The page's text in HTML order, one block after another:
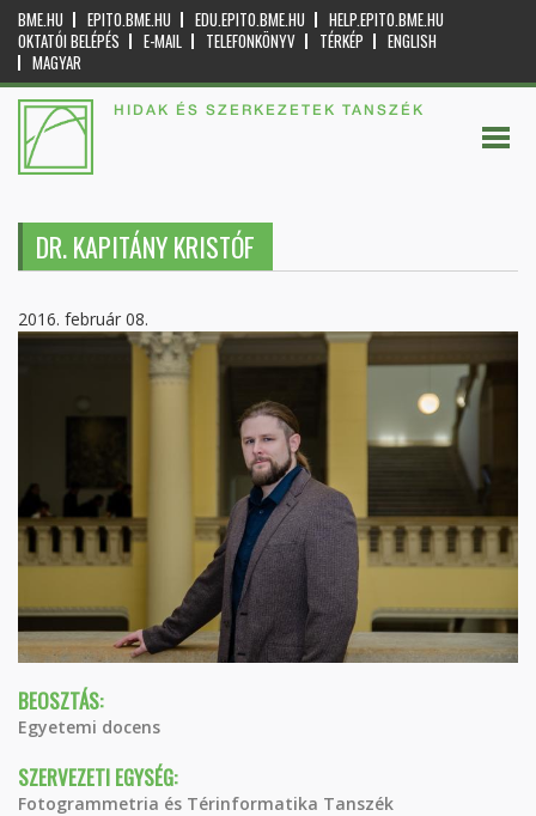
BME.HU EPITO.BME.HU EDU.EPITO.BME.HU
HELP.EPITO.BME.HU
OKTATÓI BELÉPÉS
E-MAIL TELEFONKÖNYV TÉRKÉP
ENGLISH
MAGYAR
HIDAK ÉS SZERKEZETEK TANSZÉK
DR. KAPITÁNY KRISTÓF
2016. február 08.
BEOSZTÁS:
Egyetemi docens
SZERVEZETI EGYSÉG:
Fotogrammetria és Térinformatika Tanszék